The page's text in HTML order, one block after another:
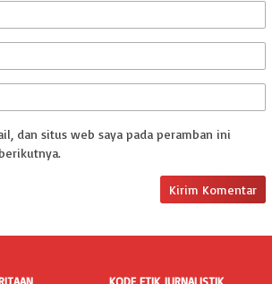
dan situs web saya pada peramban ini
KODE ETIK JURNALISTIK